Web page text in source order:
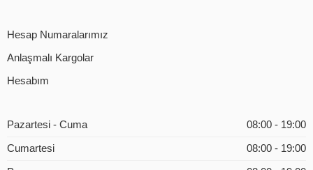
Hesap Numaralarımız
Anlaşmalı Kargolar
Hesabım
Pazartesi - Cuma 08:00 - 19:00
Cumartesi 08:00 - 19:00